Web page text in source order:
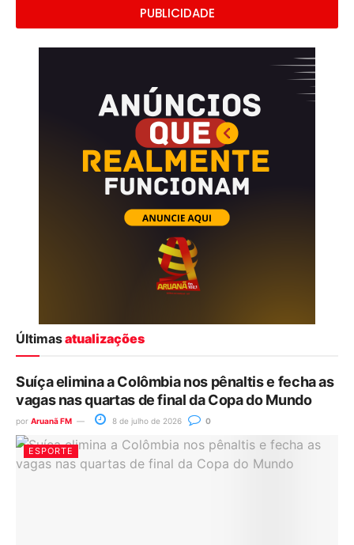
PUBLICIDADE
Últimasatualizações
Suíça elimina a Colômbia nos pênaltis e fecha as
vagas nas quartas de final da Copa do Mundo
por Aruanã FM 8 de julho de 2026 0
ESPORTE